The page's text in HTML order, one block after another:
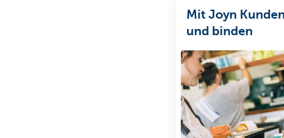
Mit Joyn
und binden